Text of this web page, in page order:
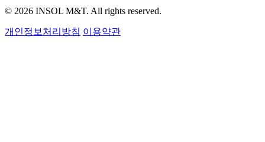
© 2026 INSOL M&T. All rights reserved.
개인정보처리방침 이용약관